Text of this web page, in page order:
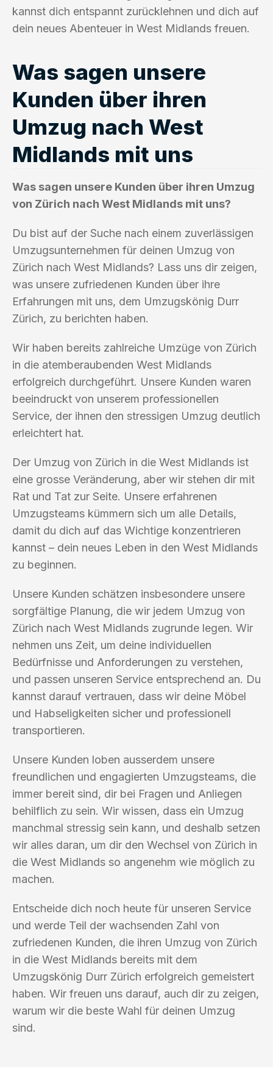
kannst dich entspannt zurücklehnen und dich auf
dein neues Abenteuer in West Midlands freuen.
Was sagen unsere
Kunden über ihren
Umzug nach West
Midlands mit uns
Was sagen unsere Kunden über ihren Umzug
von Zürich nach West Midlands mit uns?
Du bist auf der Suche nach einem zuverlässigen
Umzugsunternehmen für deinen Umzug von
Zürich nach West Midlands? Lass uns dir zeigen,
was unsere zufriedenen Kunden über ihre
Erfahrungen mit uns, dem Umzugskönig Durr
Zürich, zu berichten haben.
Wir haben bereits zahlreiche Umzüge von Zürich
in die atemberaubenden West Midlands
erfolgreich durchgeführt. Unsere Kunden waren
beeindruckt von unserem professionellen
Service, der ihnen den stressigen Umzug deutlich
erleichtert hat.
Der Umzug von Zürich in die West Midlands ist
eine grosse Veränderung, aber wir stehen dir mit
Rat und Tat zur Seite. Unsere erfahrenen
Umzugsteams kümmern sich um alle Details,
damit du dich auf das Wichtige konzentrieren
kannst – dein neues Leben in den West Midlands
zu beginnen.
Unsere Kunden schätzen insbesondere unsere
sorgfältige Planung, die wir jedem Umzug von
Zürich nach West Midlands zugrunde legen. Wir
nehmen uns Zeit, um deine individuellen
Bedürfnisse und Anforderungen zu verstehen,
und passen unseren Service entsprechend an. Du
kannst darauf vertrauen, dass wir deine Möbel
und Habseligkeiten sicher und professionell
transportieren.
Unsere Kunden loben ausserdem unsere
freundlichen und engagierten Umzugsteams, die
immer bereit sind, dir bei Fragen und Anliegen
behilflich zu sein. Wir wissen, dass ein Umzug
manchmal stressig sein kann, und deshalb setzen
wir alles daran, um dir den Wechsel von Zürich in
die West Midlands so angenehm wie möglich zu
machen.
Entscheide dich noch heute für unseren Service
und werde Teil der wachsenden Zahl von
zufriedenen Kunden, die ihren Umzug von Zürich
in die West Midlands bereits mit dem
Umzugskönig Durr Zürich erfolgreich gemeistert
haben. Wir freuen uns darauf, auch dir zu zeigen,
warum wir die beste Wahl für deinen Umzug
sind.